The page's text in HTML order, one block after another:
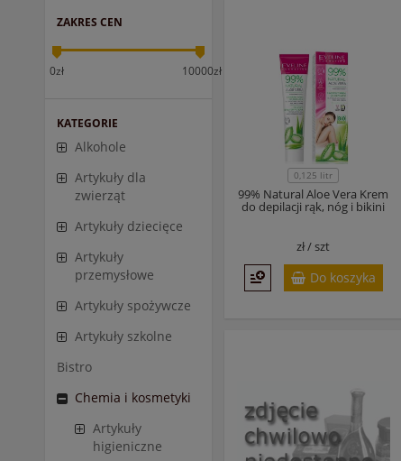
ZAKRES CEN
0zł 10000zł
KATEGORIE
Alkohole
Artykuły dla
zwierząt
Artykuły dziecięce
Artykuły
przemysłowe
Artykuły spożywcze
Artykuły szkolne
Bistro
Chemia i kosmetyki
Artykuły
higieniczne
0,125 litr
99% Natural Aloe Vera Krem
do depilacji rąk, nóg i bikini
zł /szt
Do koszyka